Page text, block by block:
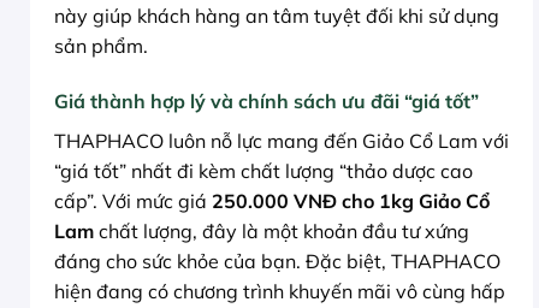
này giúp khách hàng an tâm tuyệt đối khi sử dụng
sản phẩm.
Giá thành hợp lý và chính sách ưu đãi “giá tốt”
THAPHACO luôn nỗ lực mang đến Giảo Cổ Lam với
“giá tốt” nhất đi kèm chất lượng “thảo dược cao
cấp”. Với mức giá 250.000 VNĐ cho 1kg Giảo Cổ
Lam chất lượng, đây là một khoản đầu tư xứng
đáng cho sức khỏe của bạn. Đặc biệt, THAPHACO
hiện đang có chương trình khuyến mãi vô cùng hấp